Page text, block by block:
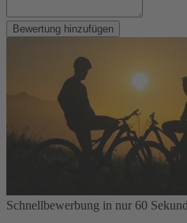
Bewertung hinzufügen
Schnellbewerbung in nur 60